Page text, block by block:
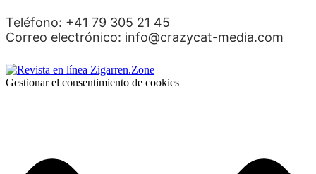
Teléfono: +41 79 305 21 45
Correo electrónico: info@crazycat-media.com
Gestionar el consentimiento de cookies